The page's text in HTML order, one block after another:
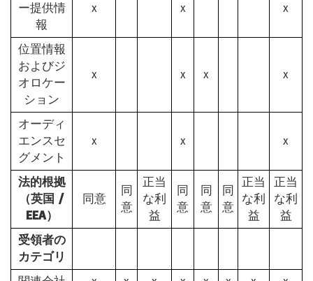
ー提供情
報
x x x
位置情報
およびジ
オロケー
ション
x x x x
オーディ
エンスセ
グメント
x x x
法的根拠
（英国 /
EEA）
同意
同
意
正当
な利
益
同
意
同
意
同
意
正当
な利
益
正当
な利
益
受領者の
カテゴリ